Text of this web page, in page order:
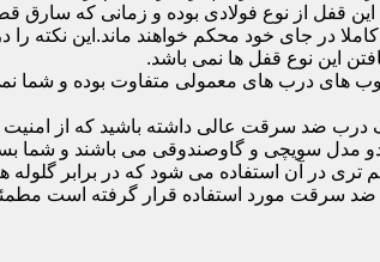
این قفل از نوع فولادی بوده و زمانی که
کاملا در جای خود محکم خواهند ماند.این
این نوع قفل ها نمی باشد.
درب های معمولی متفاوت بوده و شما نمی
درب ضد سرقت عالی داشته باشید که از
و گاوصندوقی می باشند و شما بسته
در آن استفاده می شود که در برابر
ضد سرقت مورد استفاده قرار گرفته است